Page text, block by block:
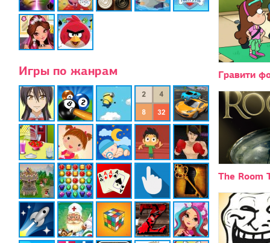
Игры по жанрам Гравити
The Room